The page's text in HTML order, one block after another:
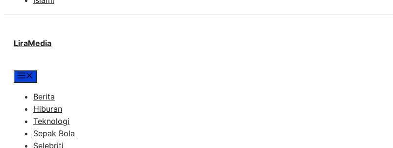
LiraMedia
Berita
Hiburan
Teknologi
Sepak Bola
Selebriti